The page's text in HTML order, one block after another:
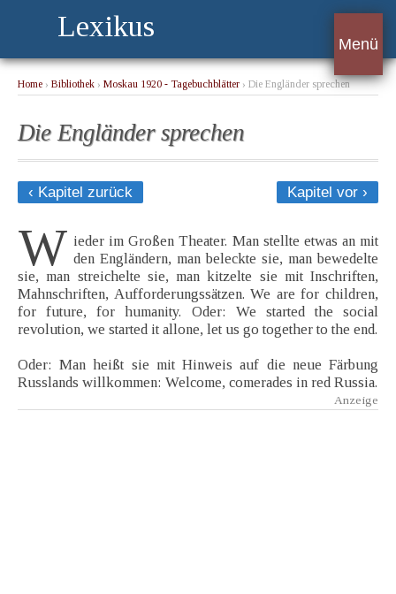
Lexikus
Menü
Home › Bibliothek › Moskau 1920 - Tagebuchblätter › Die Engländer sprechen
Die Engländer sprechen
‹ Kapitel zurück Kapitel vor ›
W ieder im Großen Theater. Man stellte etwas an mit
den Engländern, man beleckte sie, man bewedelte
sie, man streichelte sie, man kitzelte sie mit Inschriften,
Mahnschriften, Aufforderungssätzen. We are for children,
for future, for humanity. Oder: We started the social
revolution, we started it allone, let us go together to the end.
Oder: Man heißt sie mit Hinweis auf die neue Färbung
Russlands willkommen: Welcome, comerades in red Russia.